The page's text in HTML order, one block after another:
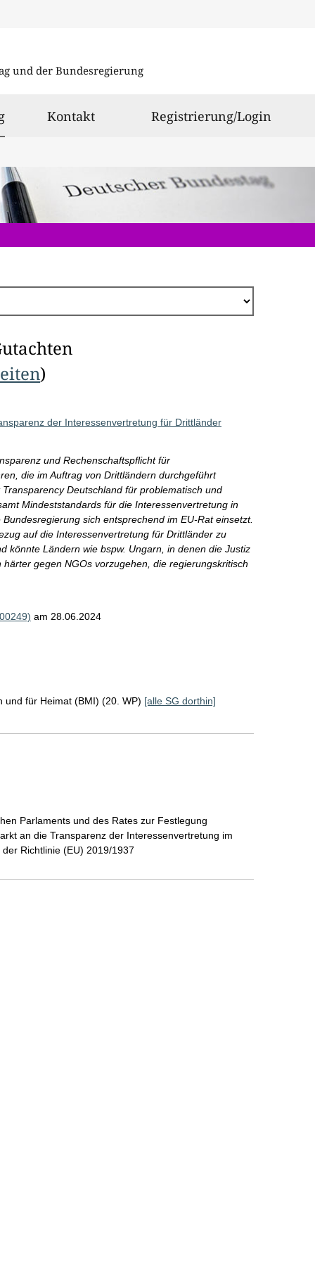
und der Bundesregierung
ausgewählt
Kontakt Registrierung/Login
)
der Interessenvertretung für Drittländer
und Rechenschaftspflicht für
die im Auftrag von Drittländern durchgeführt
Deutschland für problematisch und
Mindeststandards für die Interessenvertretung in
sich entsprechend im EU-Rat einsetzt.
auf die Interessenvertretung für Drittländer zu
könnte Ländern wie bspw. Ungarn, in denen die Justiz
gegen NGOs vorzugehen, die regierungskritisch
am 28.06.2024
und für Heimat (BMI) (20. WP) [alle SG dorthin]
Parlaments und des Rates zur Festlegung
an die Transparenz der Interessenvertretung im
Richtlinie (EU) 2019/1937